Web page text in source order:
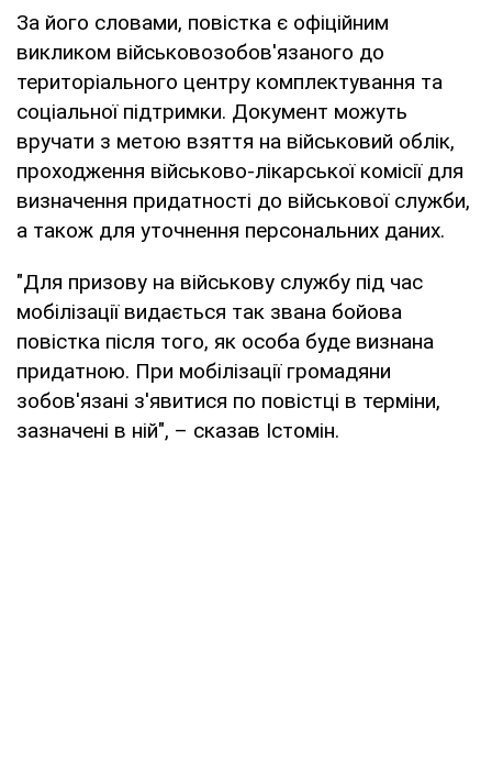
За його словами, повістка є офіційним
викликом військовозобов'язаного до
територіального центру комплектування та
соціальної підтримки. Документ можуть
вручати з метою взяття на військовий облік,
проходження військово-лікарської комісії для
визначення придатності до військової служби,
а також для уточнення персональних даних.
"Для призову на військову службу під час
мобілізації видається так звана бойова
повістка після того, як особа буде визнана
придатною. При мобілізації громадяни
зобов'язані з'явитися по повістці в терміни,
зазначені в ній", – сказав Істомін.